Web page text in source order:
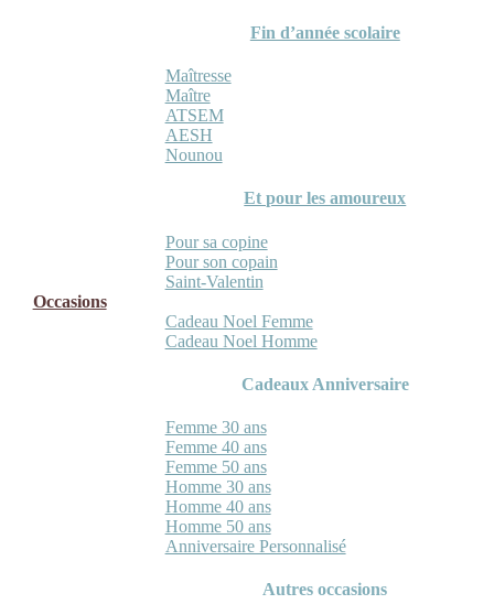
Fin d’année scolaire
Maîtresse
Maître
ATSEM
AESH
Nounou
Et pour les amoureux
Pour sa copine
Pour son copain
Saint-Valentin
Occasions
Cadeau Noel Femme
Cadeau Noel Homme
Cadeaux Anniversaire
Femme 30 ans
Femme 40 ans
Femme 50 ans
Homme 30 ans
Homme 40 ans
Homme 50 ans
Anniversaire Personnalisé
Autres occasions